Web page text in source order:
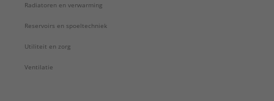
Radiatoren en verwarming
Reservoirs en spoeltechniek
Utiliteit en zorg
Ventilatie